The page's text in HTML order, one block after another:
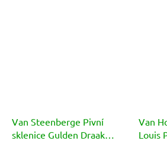
Van Steenberge Pivní
sklenice Gulden Draak
Van
Louis